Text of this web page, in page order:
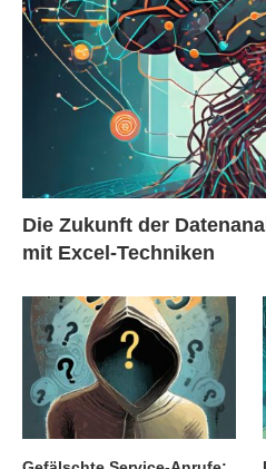
Die Zukunft der
mit Excel-Techniken